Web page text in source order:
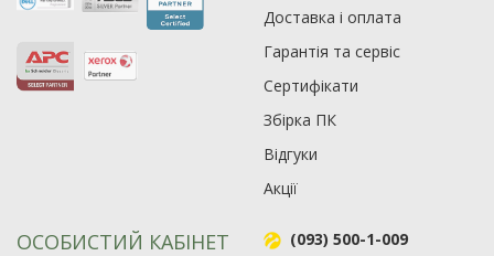
Доставка і оплата
Гарантія та сервіс
Сертифікати
Збірка ПК
Відгуки
Акції
ОСОБИСТИЙ КАБІНЕТ
(093) 500-1-009